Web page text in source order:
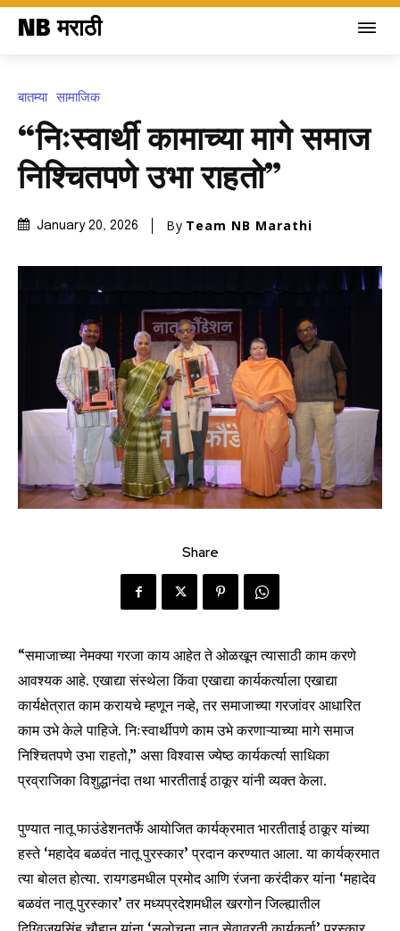
NB मराठी
बातम्या सामाजिक
“निःस्वार्थी कामाच्या मागे समाज
निश्चितपणे उभा राहतो”
January 20, 2026 By Team NB Marathi
Share
“समाजाच्या नेमक्या गरजा काय आहेत ते ओळखून त्यासाठी काम करणे
आवश्यक आहे. एखाद्या संस्थेला किंवा एखाद्या कार्यकर्त्याला एखाद्या
कार्यक्षेत्रात काम करायचे म्हणून नव्हे, तर समाजाच्या गरजांवर आधारित
काम उभे केले पाहिजे. निःस्वार्थीपणे काम उभे करणाऱ्याच्या मागे समाज
निश्चितपणे उभा राहतो,” असा विश्वास ज्येष्ठ कार्यकर्त्या साधिका
प्रव्राजिका विशुद्धानंदा तथा भारतीताई ठाकूर यांनी व्यक्त केला.
पुण्यात नातू फाउंडेशनतर्फे आयोजित कार्यक्रमात भारतीताई ठाकूर यांच्या
हस्ते ‘महादेव बळवंत नातू पुरस्कार’ प्रदान करण्यात आला. या कार्यक्रमात
त्या बोलत होत्या. रायगडमधील प्रमोद आणि रंजना करंदीकर यांना ‘महादेव
बळवंत नातू पुरस्कार’ तर मध्यप्रदेशमधील खरगोन जिल्ह्यातील